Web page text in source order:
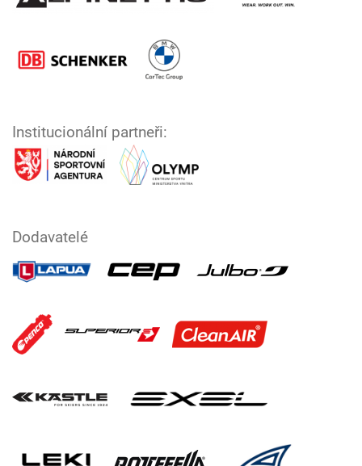
Institucionální partneři:
Dodavatelé